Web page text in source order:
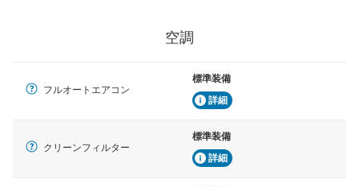
空調
フルオートエアコン
標準装備
詳細
クリーンフィルター
標準装備
詳細